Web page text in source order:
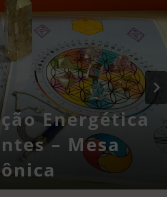
Energética
– Mesa